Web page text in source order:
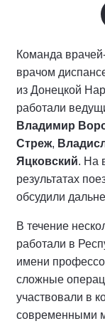
Команда
врачом
из Донецкой
работали
Владимир
Стреж,
Яцковский. На
результатах
обсудили
В течение
работали в
имени
сложные
участвовали в
современными